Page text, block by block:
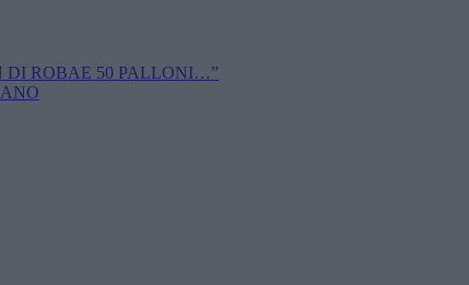
DI ROBAE 50 PALLONI…”